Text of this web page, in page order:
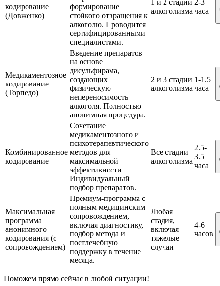
кодирование
(Довженко)
формирование
стойкого отвращения к
алкоголю. Проводится
сертифицированными
специалистами.
1 и 2 стадии
алкоголизма
2-3
часа
Медикаментозное
кодирование
(Торпедо)
Введение препаратов
на основе
дисульфирама,
создающих
физическую
непереносимость
алкоголя. Полностью
анонимная процедура.
2 и 3 стадии
алкоголизма
1-1.5
часа
Комбинированное
кодирование
Сочетание
медикаментозного и
психотерапевтического
методов для
максимальной
эффективности.
Индивидуальный
подбор препаратов.
Все стадии
алкоголизма
2.5-
3.5
часа
Максимальная
программа
анонимного
кодирования (с
сопровождением)
Премиум-программа с
полным медицинским
сопровождением,
включая диагностику,
подбор метода и
постлечебную
поддержку в течение
месяца.
Любая
стадия,
включая
тяжелые
случаи
4-6
часов
Поможем прямо сейчас в любой ситуации!